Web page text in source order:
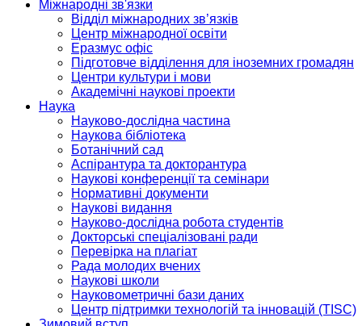
Міжнародні зв'язки
Відділ міжнародних зв’язків
Центр міжнародної освіти
Еразмус офіс
Підготовче відділення для іноземних громадян
Центри культури і мови
Академічні наукові проекти
Наука
Науково-дослідна частина
Наукова бібліотека
Ботанічний сад
Аспірантура та докторантура
Наукові конференції та семінари
Нормативні документи
Наукові видання
Науково-дослідна робота студентів
Докторські спеціалізовані ради
Перевірка на плагіат
Рада молодих вчених
Наукові школи
Науковометричні бази даних
Центр підтримки технологій та інновацій (TISC)